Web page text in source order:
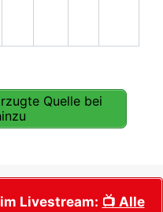
Quelle bei
Livestream: 📺 Alle